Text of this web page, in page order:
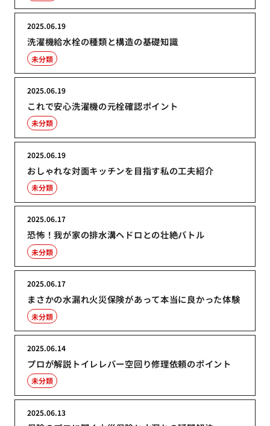
洗濯機給水栓の種類と構造の基礎知識
2025.06.19
未分類
これで安心洗濯機の元栓確認ポイント
2025.06.19
未分類
おしゃれな対面キッチンを目指す私の工夫紹介
2025.06.19
未分類
恐怖！我が家の排水溝ヘドロとの壮絶バトル
2025.06.17
未分類
まさかの水漏れ火災保険があって本当に良かった体験
2025.06.17
未分類
プロが解説トイレレバー空回り修理依頼のポイント
2025.06.14
未分類
2025.06.13